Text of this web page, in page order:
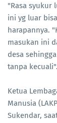
"Rasa syukur
ini yg luar
harapannya.
masukan ini
desa
tanpa
Ketua
Manusia
Sukendar,